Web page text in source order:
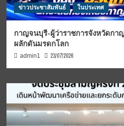
ข่าวประชาสัมพันธ์ ในประเทศ
กาญจนบุรี-ผู้ว่าราชการจังหวัดกา
ผลักดันมรดกโลก
admin1 23/07/2026